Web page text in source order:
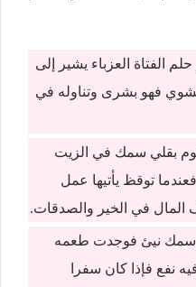
الفتاة العزباء يشير إلى
فهو بشرى وتناوله في
تقوم بقلي سمك في الزيت
توقظ يأتيها عمل
في الخير والصدقات.
سمك نيئ فوجدت طعمه
نفع فإذا كان سفرا